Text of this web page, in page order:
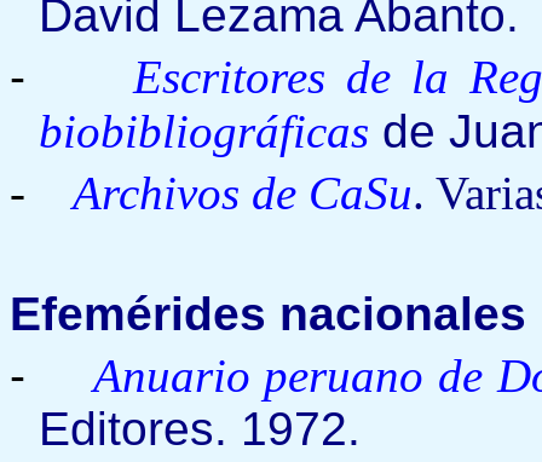
David Lezama Abanto.
-
Escritores de la
biobibliográficas de
- Archivos de CaSu.
Efemérides nacionales
-
Anuario peruano de
Editores. 1972.